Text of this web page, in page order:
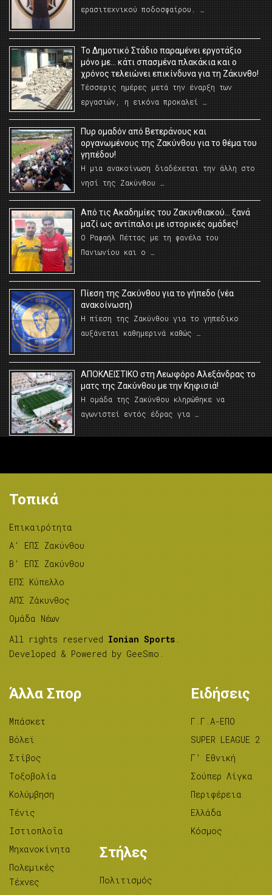
ερασιτεχνικού ποδοσφαίρου. …
Το Δημοτικό Στάδιο παραμένει εργοτάξιο
μόνο με… κάτι σπασμένα πλακάκια και ο
χρόνος τελειώνει επικίνδυνα για τη Ζάκυνθο!
Τέσσερις ημέρες μετά την έναρξη των
εργασιών, η εικόνα προκαλεί …
Πυρ ομαδόν από Βετεράνους και
οργανωμένους της Ζακύνθου για το θέμα του
γηπέδου!
Η μια ανακοίνωση διαδέχεται την άλλη στο
νησί της Ζακύνθου …
Από τις Ακαδημίες του Ζακυνθιακού… ξανά
μαζί ως αντίπαλοι με ιστορικές ομάδες!
Ο Ραφαήλ Πέττας με τη φανέλα του
Πανιωνίου και ο …
Πίεση της Ζακύνθου για το γήπεδο (νέα
ανακοίνωση)
Η πίεση της Ζακύνθου για το γηπεδικο
αυξάνεται καθημερινά καθώς …
AΠΟΚΛΕΙΣΤΙΚΟ στη Λεωφόρο Αλεξάνδρας το
ματς της Ζακύνθου με την Κηφισιά!
Η ομάδα της Ζακύνθου κληρώθηκε να
αγωνιστεί εντός έδρας για …
Τοπικά
Επικαιρότητα
A’ ΕΠΣ Ζακύνθου
B’ ΕΠΣ Ζακύνθου
ΕΠΣ Κύπελλο
ΑΠΣ Ζάκυνθος
Ομάδα Νέων
All rights reserved Ionian Sports
Developed & Powered by GeeSmo
Άλλα Σπορ
Μπάσκετ
Βόλεϊ
Στίβος
Tοξοβολία
Κολύμβηση
Τένις
Ιστιοπλοΐα
Μηχανοκίνητα
Πολεμικές
Τέχνες
Ειδήσεις
Γ.Γ.Α-ΕΠΟ
SUPER LEAGUE 2
Γ’ Εθνική
Σούπερ Λίγκα
Περιφέρεια
Ελλάδα
Κόσμος
Στήλες
Πολιτισμός